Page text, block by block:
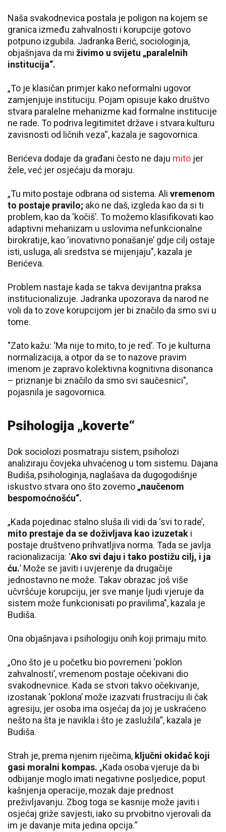
Naša svakodnevica postala je poligon na kojem se
granica između zahvalnosti i korupcije gotovo
potpuno izgubila. Jadranka Berić, sociologinja,
objašnjava da mi živimo u svijetu „paralelnih
institucija“.
„To je klasičan primjer kako neformalni ugovor
zamjenjuje instituciju. Pojam opisuje kako društvo
stvara paralelne mehanizme kad formalne institucije
ne rade. To podriva legitimitet države i stvara kulturu
zavisnosti od ličnih veza“, kazala je sagovornica.
Berićeva dodaje da građani često ne daju mito jer
žele, već jer osjećaju da moraju.
„Tu mito postaje odbrana od sistema. Ali vremenom
to postaje pravilo; ako ne daš, izgleda kao da si ti
problem, kao da ‘kočiš’. To možemo klasifikovati kao
adaptivni mehanizam u uslovima nefunkcionalne
birokratije, kao ‘inovativno ponašanje’ gdje cilj ostaje
isti, usluga, ali sredstva se mijenjaju", kazala je
Berićeva.
Problem nastaje kada se takva devijantna praksa
institucionalizuje. Jadranka upozorava da narod ne
voli da to zove korupcijom jer bi značilo da smo svi u
tome.
"Zato kažu: ‘Ma nije to mito, to je red’. To je kulturna
normalizacija, a otpor da se to nazove pravim
imenom je zapravo kolektivna kognitivna disonanca
– priznanje bi značilo da smo svi saučesnici",
pojasnila je sagovornica.
Psihologija „koverte“
Dok sociolozi posmatraju sistem, psiholozi
analiziraju čovjeka uhvaćenog u tom sistemu. Dajana
Budiša, psihologinja, naglašava da dugogodišnje
iskustvo stvara ono što zovemo „naučenom
bespomoćnošću“.
„Kada pojedinac stalno sluša ili vidi da ‘svi to rade’,
mito prestaje da se doživljava kao izuzetak i
postaje društveno prihvatljiva norma. Tada se javlja
racionalizacija: ‘Ako svi daju i tako postižu cilj, i ja
ću.’ Može se javiti i uvjerenje da drugačije
jednostavno ne može. Takav obrazac još više
učvršćuje korupciju, jer sve manje ljudi vjeruje da
sistem može funkcionisati po pravilima", kazala je
Budiša.
Ona objašnjava i psihologiju onih koji primaju mito.
„Ono što je u početku bio povremeni ‘poklon
zahvalnosti’, vremenom postaje očekivani dio
svakodnevnice. Kada se stvori takvo očekivanje,
izostanak ‘poklona’ može izazvati frustraciju ili čak
agresiju, jer osoba ima osjećaj da joj je uskraćeno
nešto na šta je navikla i što je zaslužila“, kazala je
Budiša.
Strah je, prema njenim riječima, ključni okidač koji
gasi moralni kompas. „Kada osoba vjeruje da bi
odbijanje moglo imati negativne posljedice, poput
kašnjenja operacije, mozak daje prednost
preživljavanju. Zbog toga se kasnije može javiti i
osjećaj griže savjesti, iako su prvobitno vjerovali da
im je davanje mita jedina opcija.“